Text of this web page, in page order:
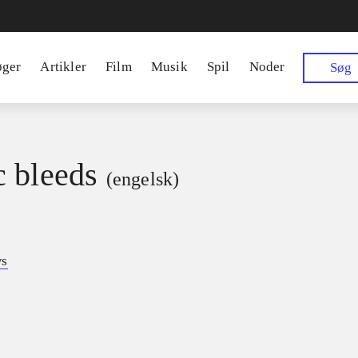
Artikler Film Musik Spil Noder Søg
bleeds (engelsk)